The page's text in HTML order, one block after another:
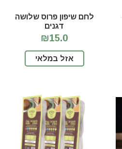
לחם שיפון פרוס שלושה
דגנים
₪15.0
אזל במלאי